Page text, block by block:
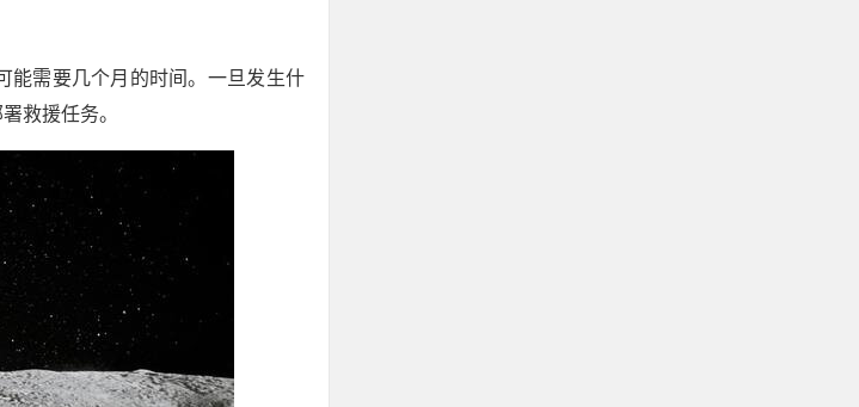
能需要几个月的时间。一旦发生什
救援任务。